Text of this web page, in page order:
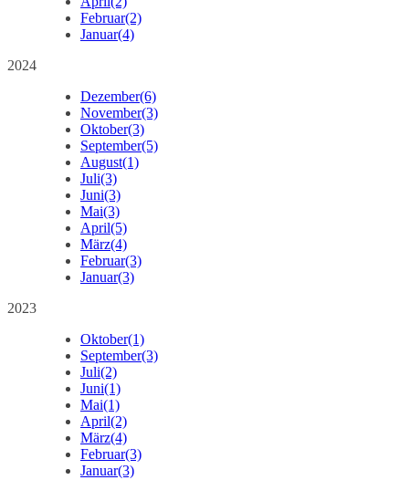
Februar(2)
Januar(4)
2024
Dezember(6)
November(3)
Oktober(3)
September(5)
August(1)
Juli(3)
Juni(3)
Mai(3)
April(5)
März(4)
Februar(3)
Januar(3)
2023
Oktober(1)
September(3)
Juli(2)
Juni(1)
Mai(1)
April(2)
März(4)
Februar(3)
Januar(3)